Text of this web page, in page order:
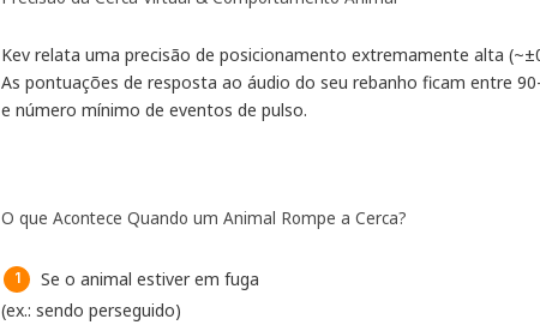
Kev relata uma precisão de posicionamento extremamente alta
As pontuações de resposta ao áudio do seu rebanho ficam entre
e número mínimo de eventos de pulso.
O que Acontece Quando um Animal Rompe a Cerca?
Se o animal estiver em fuga
(ex.: sendo perseguido)